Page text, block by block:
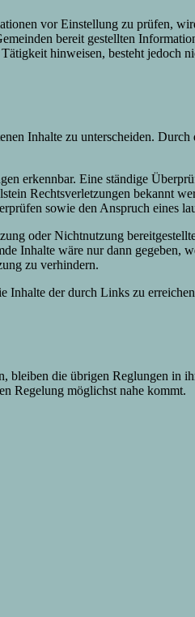
vor Einstellung zu prüfen,
bereit gestellten
hinweisen, besteht jedoch
Inhalte zu unterscheiden.
erkennbar. Eine ständige
Rechtsverletzungen bekannt
sowie den Anspruch eines
oder Nichtnutzung
Inhalte wäre nur dann gegeben,
zu verhindern.
der durch Links zu
die übrigen Reglungen in
Regelung möglichst nahe kommt.